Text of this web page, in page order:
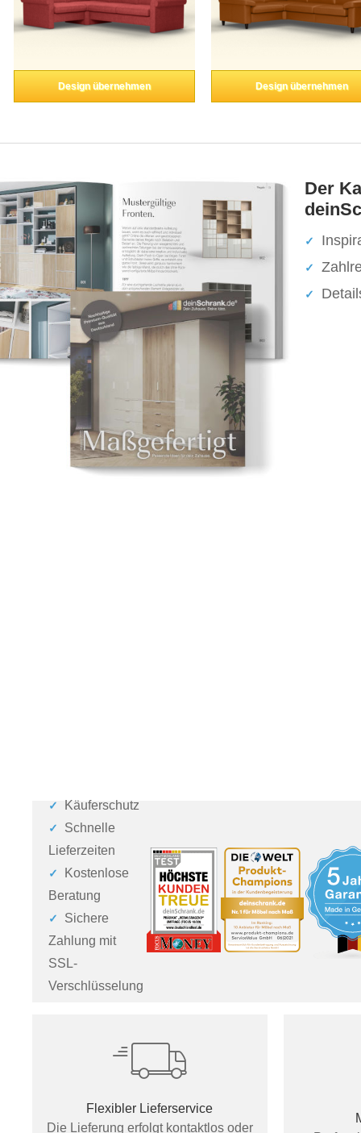
Design übernehmen Design übernehmen
Der
Käuferschutz
Schnelle
Lieferzeiten
Kostenlose
Beratung
Sichere
Zahlung mit
SSL-
Verschlüsselung
Flexibler Lieferservice
Die Lieferung erfolgt kontaktlos oder